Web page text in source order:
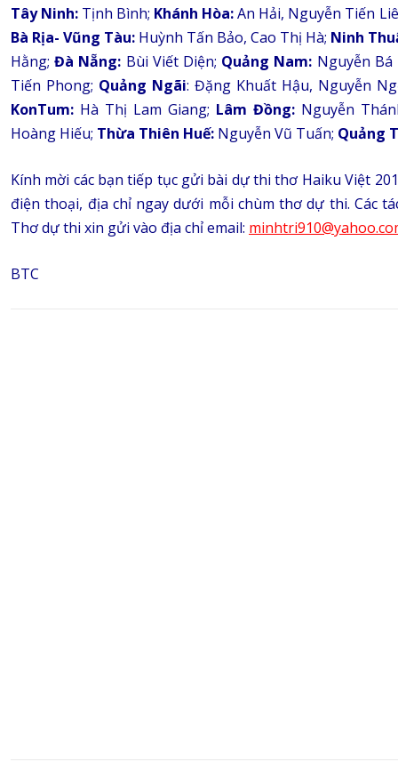
Tây Ninh: Tịnh Bình; Khánh Hòa:An Hải, Nguyễn Tiến
Bà Rịa- Vũng Tàu: Huỳnh Tấn Bảo, Cao Thị Hà; Ninh
Hằng;Đà Nẵng: Bùi Viết Diện; Quảng Nam: Nguyễn
Tiến Phong; Quảng Ngãi: Đặng Khuất Hậu, Nguyễn
KonTum: Hà Thị Lam Giang; Lâm Đồng:Nguyễn
Hoàng Hiếu; Thừa Thiên Huế: Nguyễn Vũ Tuấn; Quảng
Kính mời các bạn tiếp tục gửi bài dự thi thơ Haiku Việt
điện thoại, địa chỉ ngay dưới mỗi chùm thơ dự thi. Các
Thơ dự thi xin gửi vào địa chỉ email:
BTC